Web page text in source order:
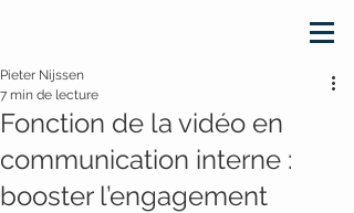
Fonction de la vidéo en
communication interne :
booster l’engagement
Pieter Nijssen
7 min de lecture